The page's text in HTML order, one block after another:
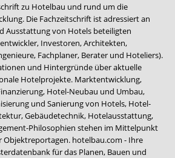
zu Hotelbau und rund um die
Die Fachzeitschrift ist adressiert an
Ausstattung von Hotels beteiligten
Investoren, Architekten,
Fachplaner, Berater und Hoteliers).
und Hintergründe über aktuelle
Hotelprojekte. Marktentwicklung,
Hotel-Neubau und Umbau,
und Sanierung von Hotels, Hotel-
Gebäudetechnik, Hotelausstattung,
Philosophien stehen im Mittelpunkt
hotelbau.com - Ihre
für das Planen, Bauen und